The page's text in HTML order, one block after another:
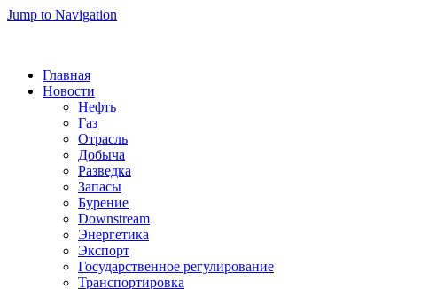
Jump to Navigation
Главная
Новости
Нефть
Газ
Отрасль
Добыча
Разведка
Запасы
Бурение
Downstream
Энергетика
Экспорт
Государственное регулирование
Транспортировка